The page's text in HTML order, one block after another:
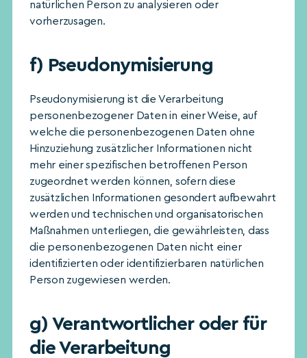
natürlichen Person zu analysieren oder
vorherzusagen.
f) Pseudonymisierung
Pseudonymisierung ist die Verarbeitung
personenbezogener Daten in einer Weise, auf
welche die personenbezogenen Daten ohne
Hinzuziehung zusätzlicher Informationen nicht
mehr einer spezifischen betroffenen Person
zugeordnet werden können, sofern diese
zusätzlichen Informationen gesondert aufbewahrt
werden und technischen und organisatorischen
Maßnahmen unterliegen, die gewährleisten, dass
die personenbezogenen Daten nicht einer
identifizierten oder identifizierbaren natürlichen
Person zugewiesen werden.
g) Verantwortlicher oder für
die Verarbeitung